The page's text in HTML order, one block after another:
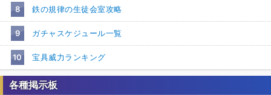
8 鉄の規律の生徒会室攻略
9 ガチャスケジュール一覧
10 宝具威力ランキング
各種掲示板